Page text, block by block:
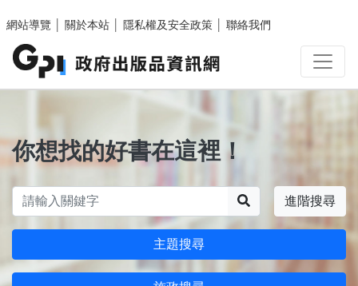
網站導覽
關於本站 隱私權及安全政策 聯絡我們
你想找的好書在這裡！
進階搜尋
主題搜尋